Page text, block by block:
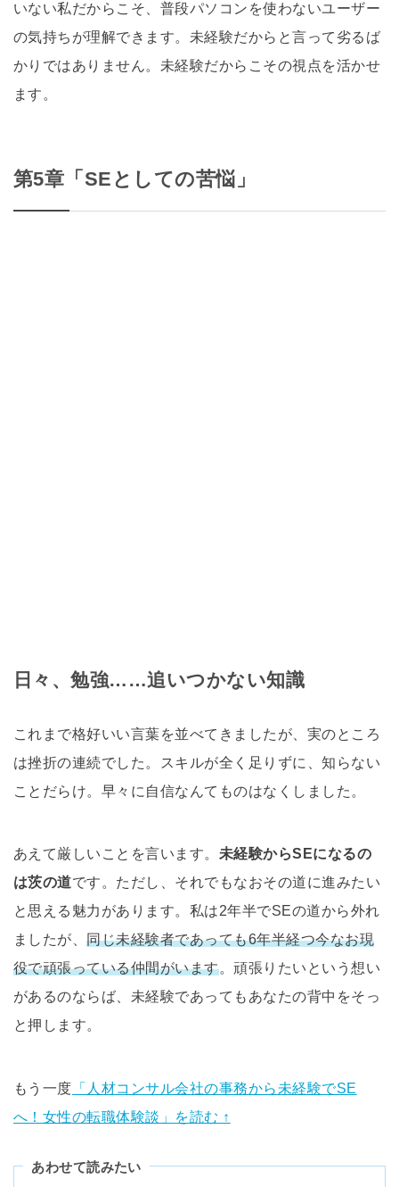
いない私だからこそ、普段パソコンを使わないユーザー
の気持ちが理解できます。未経験だからと言って劣るば
かりではありません。未経験だからこその視点を活かせ
ます。
第5章「SEとしての苦悩」
日々、勉強……追いつかない知識
これまで格好いい言葉を並べてきましたが、実のところ
は挫折の連続でした。スキルが全く足りずに、知らない
ことだらけ。早々に自信なんてものはなくしました。
あえて厳しいことを言います。 未経験からSEになるの
は茨の道です。ただし、それでもなおその道に進みたい
と思える魅力があります。私は2年半でSEの道から外れ
ましたが、同じ未経験者であっても6年半経つ今なお現
役で頑張っている仲間がいます。頑張りたいという想い
があるのならば、未経験であってもあなたの背中をそっ
と押します。
もう一度 「人材コンサル会社の事務から未経験でSE
へ！女性の転職体験談」を読む ↑
あわせて読みたい